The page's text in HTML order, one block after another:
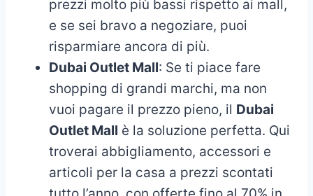
prezzi molto più bassi rispetto ai mall,
e se sei bravo a negoziare, puoi
risparmiare ancora di più.
Dubai Outlet Mall: Se ti piace fare
shopping di grandi marchi, ma non
vuoi pagare il prezzo pieno, il Dubai
Outlet Mall è la soluzione perfetta. Qui
troverai abbigliamento, accessori e
articoli per la casa a prezzi scontati